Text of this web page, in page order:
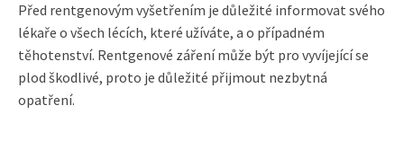
Před rentgenovým vyšetřením je důležité informovat svého
lékaře o všech lécích, které užíváte, a o případném
těhotenství. Rentgenové záření může být pro vyvíjející se
plod škodlivé, proto je důležité přijmout nezbytná
opatření.